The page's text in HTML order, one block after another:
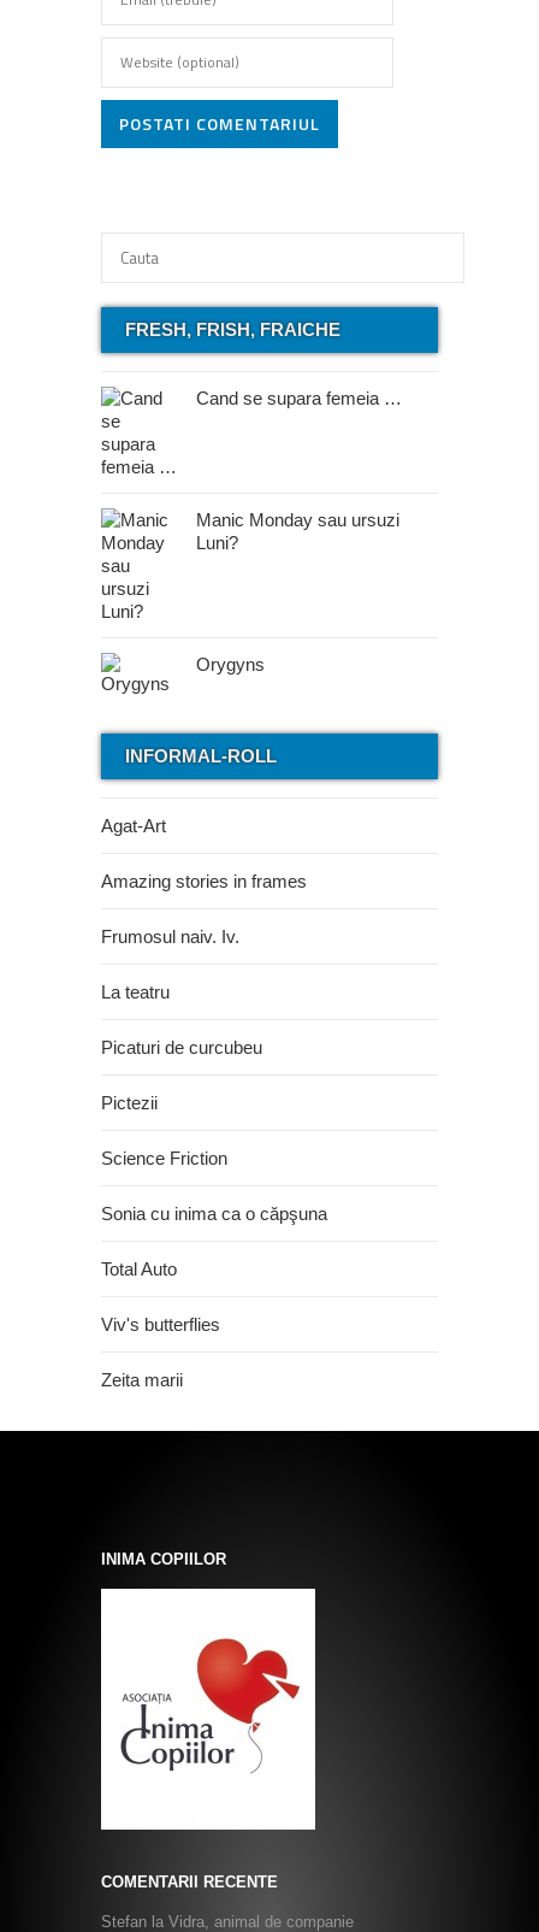
POSTATI COMENTARIUL
FRESH, FRISH, FRAICHE
Cand se supara femeia …
Manic Monday sau ursuzi
Luni?
Orygyns
INFORMAL-ROLL
Agat-Art
Amazing stories in frames
Frumosul naiv. Iv.
La teatru
Picaturi de curcubeu
Pictezii
Science Friction
Sonia cu inima ca o căpşuna
Total Auto
Viv's butterflies
Zeita marii
INIMA COPIILOR
COMENTARII RECENTE
Stefan la Vidra, animal de companie